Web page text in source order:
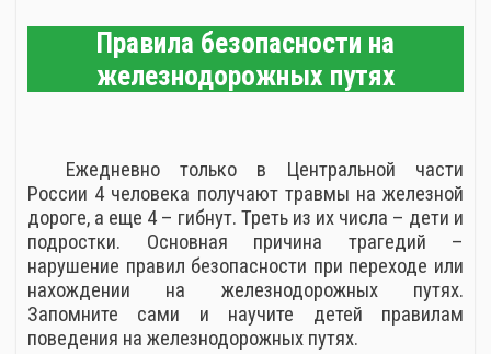
Правила безопасности на
железнодорожных путях
Ежедневно только в Центральной части
России 4 человека получают травмы на железной
дороге, а еще 4 – гибнут. Треть из их числа – дети и
подростки. Основная причина трагедий –
нарушение правил безопасности при переходе или
нахождении на железнодорожных путях.
Запомните сами и научите детей правилам
поведения на железнодорожных путях.